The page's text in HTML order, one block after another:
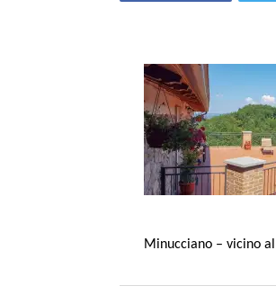
Minucciano – vicino